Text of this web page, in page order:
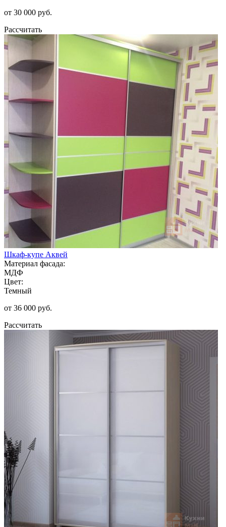
от 30 000 руб.
Рассчитать
Шкаф-купе Аквей
Материал фасада:
МДФ
Цвет:
Темный
от 36 000 руб.
Рассчитать